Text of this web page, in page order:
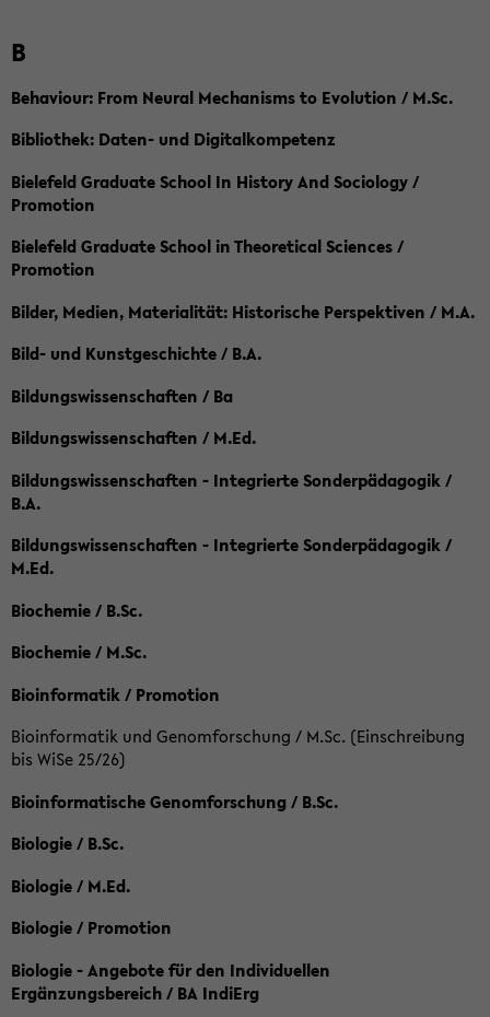
B
Behaviour: From Neural Mechanisms to Evolution / M.Sc.
Bibliothek: Daten- und Digitalkompetenz
Bielefeld Graduate School In History And Sociology /
Promotion
Bielefeld Graduate School in Theoretical Sciences /
Promotion
Bilder, Medien, Materialität: Historische Perspektiven / M.A.
Bild- und Kunstgeschichte / B.A.
Bildungswissenschaften / Ba
Bildungswissenschaften / M.Ed.
Bildungswissenschaften - Integrierte Sonderpädagogik /
B.A.
Bildungswissenschaften - Integrierte Sonderpädagogik /
M.Ed.
Biochemie / B.Sc.
Biochemie / M.Sc.
Bioinformatik / Promotion
Bioinformatik und Genomforschung / M.Sc. (Einschreibung
bis WiSe 25/26)
Bioinformatische Genomforschung / B.Sc.
Biologie / B.Sc.
Biologie / M.Ed.
Biologie / Promotion
Biologie - Angebote für den Individuellen
Ergänzungsbereich / BA IndiErg